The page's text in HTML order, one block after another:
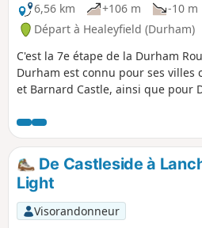
6,56 km
+106 m -10 m
Départ à Healeyfield (Durham)
C'est la 7e étape de la Durham
Durham est connu pour ses villes
et Barnard Castle, ainsi que pour
vers la campagne. Cette étape et
côté plus sauvage du comté de
continue sur la piste cyclable C2C/
plusieurs aires de pique-nique en
De Castleside à
Light
Visorandonneur